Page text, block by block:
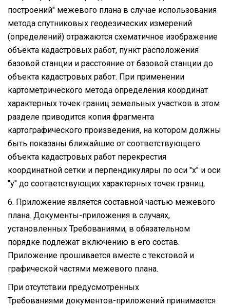
построений" межевого плана в случае использования
метода спутниковых геодезических измерений
(определений) отражаются схематичное изображение
объекта кадастровых работ, пункт расположения
базовой станции и расстояние от базовой станции до
объекта кадастровых работ. При применении
картометрического метода определения координат
характерных точек границ земельных участков в этом
разделе приводится копия фрагмента
картографического произведения, на котором должны
быть показаны ближайшие от соответствующего
объекта кадастровых работ перекрестия
координатной сетки и перпендикуляры по оси "x" и оси
"y" до соответствующих характерных точек границ.
6. Приложение является составной частью межевого
плана. Документы-приложения в случаях,
установленных Требованиями, в обязательном
порядке подлежат включению в его состав.
Приложение прошивается вместе с текстовой и
графической частями межевого плана.
При отсутствии предусмотренных
Требованиями документов-приложений принимается